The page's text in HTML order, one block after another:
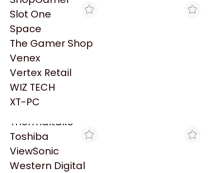
Razer
Redragon
Samsung
Sandisk
Sapphire
Seagate
Sentey
Solarmax
Thermaltake
Toshiba
ViewSonic
Western Digital
Slot One
Space
The Gamer Shop
Venex
Vertex Retail
WIZ TECH
XT-PC
CROSSHAIR GAMING
WATER COOLER MSI MAG
BLACK
$115.265